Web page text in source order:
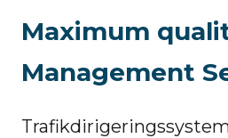
Maximum
Management